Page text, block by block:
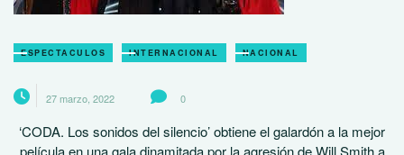
ESPECTACULOS INTERNACIONAL NACIONAL
27 marzo, 2022 0
‘CODA. Los sonidos del silencio’ obtiene el galardón a la mejor
película en una gala dinamitada por la agresión de Will Smith a